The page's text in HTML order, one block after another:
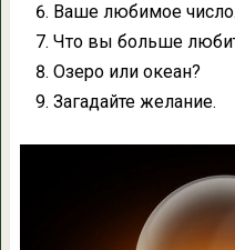
Ваше любимое число.
Что вы больше
Озеро или океан?
Загадайте желание.